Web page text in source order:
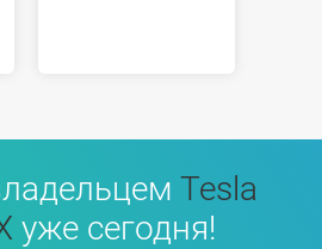
Tesla
уже сегодня!